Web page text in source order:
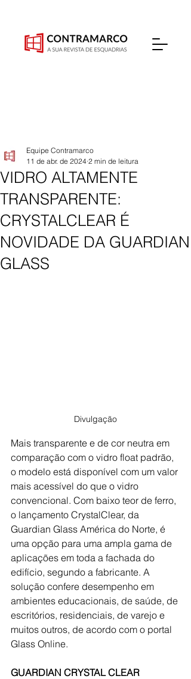
VIDRO ALTAMENTE
TRANSPARENTE:
CRYSTALCLEAR É
NOVIDADE DA GUARDIAN
GLASS
Equipe Contramarco
11 de abr. de 2024 2 min de leitura
Divulgação
Mais transparente e de cor neutra em
comparação com o vidro float padrão,
o modelo está disponível com um valor
mais acessível do que o vidro
convencional. Com baixo teor de ferro,
o lançamento CrystalClear, da
Guardian Glass América do Norte, é
uma opção para uma ampla gama de
aplicações em toda a fachada do
edifício, segundo a fabricante. A
solução confere desempenho em
ambientes educacionais, de saúde, de
escritórios, residenciais, de varejo e
muitos outros, de acordo com o portal
Glass Online.
GUARDIAN CRYSTAL CLEAR